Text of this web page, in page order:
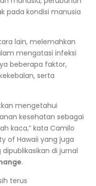
pada kondisi manusia
lain, melemahkan
mengatasi infeksi
beberapa faktor,
serta
mengetahui
kesehatan sebagai
kaca,” kata Camilo
of Hawaii yang juga
di jurnal
.
terus